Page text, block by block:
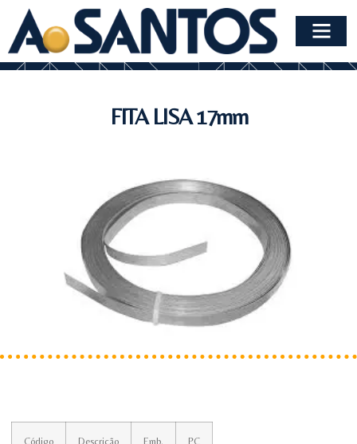
FITA LISA 17mm
Código Descrição Emb. PÇ